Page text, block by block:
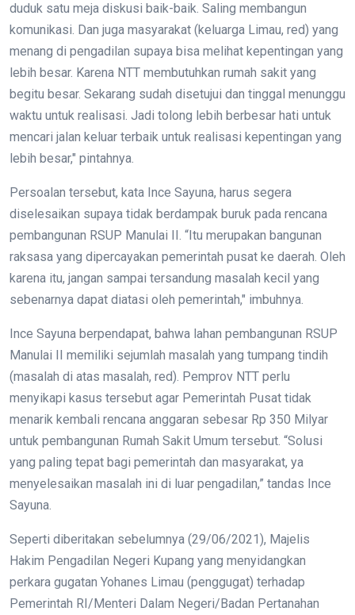
duduk satu meja diskusi baik-baik. Saling membangun
komunikasi. Dan juga masyarakat (keluarga Limau, red) yang
menang di pengadilan supaya bisa melihat kepentingan yang
lebih besar. Karena NTT membutuhkan rumah sakit yang
begitu besar. Sekarang sudah disetujui dan tinggal menunggu
waktu untuk realisasi. Jadi tolong lebih berbesar hati untuk
mencari jalan keluar terbaik untuk realisasi kepentingan yang
lebih besar," pintahnya.
Persoalan tersebut, kata Ince Sayuna, harus segera
diselesaikan supaya tidak berdampak buruk pada rencana
pembangunan RSUP Manulai II. “Itu merupakan bangunan
raksasa yang dipercayakan pemerintah pusat ke daerah. Oleh
karena itu, jangan sampai tersandung masalah kecil yang
sebenarnya dapat diatasi oleh pemerintah," imbuhnya.
Ince Sayuna berpendapat, bahwa lahan pembangunan RSUP
Manulai II memiliki sejumlah masalah yang tumpang tindih
(masalah di atas masalah, red). Pemprov NTT perlu
menyikapi kasus tersebut agar Pemerintah Pusat tidak
menarik kembali rencana anggaran sebesar Rp 350 Milyar
untuk pembangunan Rumah Sakit Umum tersebut. “Solusi
yang paling tepat bagi pemerintah dan masyarakat, ya
menyelesaikan masalah ini di luar pengadilan,” tandas Ince
Sayuna.
Seperti diberitakan sebelumnya (29/06/2021), Majelis
Hakim Pengadilan Negeri Kupang yang menyidangkan
perkara gugatan Yohanes Limau (penggugat) terhadap
Pemerintah RI/Menteri Dalam Negeri/Badan Pertanahan